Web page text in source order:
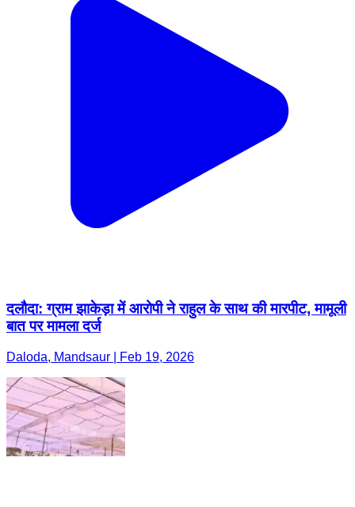
दलौदा: ग्राम झाकेड़ा में आरोपी ने राहुल के साथ की मारपीट, मामूली
बात पर मामला दर्ज
Daloda, Mandsaur | Feb 19, 2026